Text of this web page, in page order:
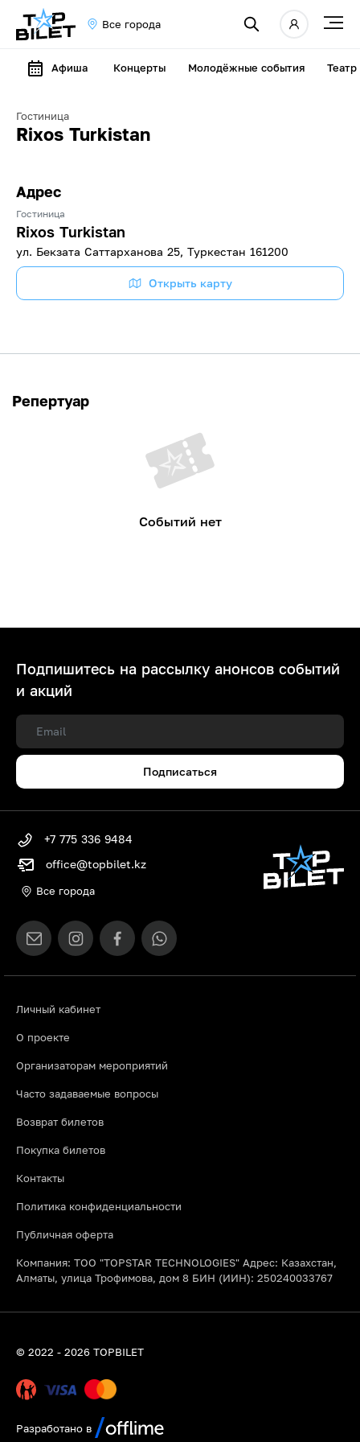
Все города
Афиша Концерты Молодёжные события Театр
Гостиница
Rixos Turkistan
Адрес
Гостиница
Rixos Turkistan
ул. Бекзата Саттарханова 25, Туркестан 161200
Открыть карту
Репертуар
Событий нет
Подпишитесь на рассылку анонсов событий
и акций
Подписаться
Личный кабинет
О проекте
Организаторам мероприятий
Часто задаваемые вопросы
Возврат билетов
Покупка билетов
Контакты
Политика конфиденциальности
Публичная оферта
Компания: ТОО "TOPSTAR TECHNOLOGIES" Адрес: Казахстан,
Алматы, улица Трофимова, дом 8 БИН (ИИН): 250240033767
+7 775 336 9484
office@topbilet.kz
Все города
© 2022 - 2026 TOPBILET
Разработано в